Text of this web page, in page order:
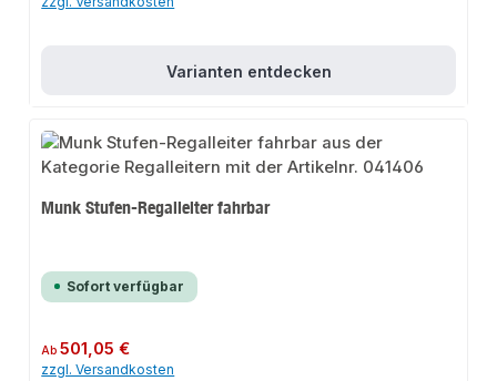
Varianten entdecken
Munk Stufen-Regalleiter fahrbar
Sofort verfügbar
Regulärer Preis:
Ab501,05 €
zzgl. Versandkosten